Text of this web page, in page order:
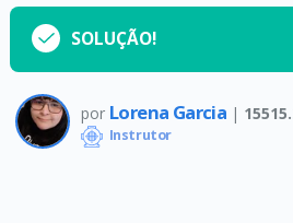
SOLUÇÃO!
por Lorena Garcia |
Instrutor